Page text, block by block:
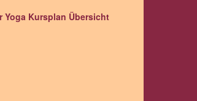
Yoga Kursplan Übersicht